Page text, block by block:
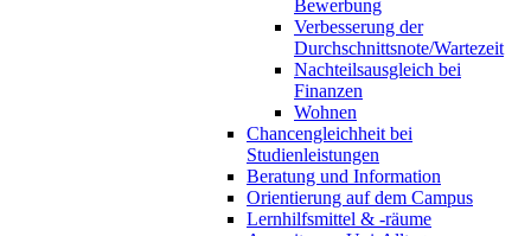
Bewerbung
Verbesserung der
Durchschnittsnote/Wartezeit
Nachteilsausgleich bei
Finanzen
Wohnen
Chancengleichheit bei
Studienleistungen
Beratung und Information
Orientierung auf dem Campus
Lernhilfsmittel & -räume